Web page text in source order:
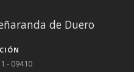
de Duero
- 09410